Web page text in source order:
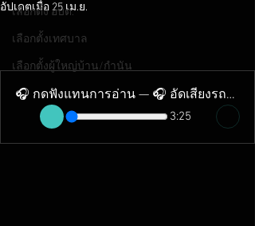
เลือกตั้ง อบต.
เลือกตั้งเทศบาล
เลือกตั้งผู้ใหญ่บ้าน/กำนัน
อัปเดตเมื่อ25 เม.ย.
🎧 กดฟังแทนการอ่าน — 🎧 อัดเสียงรถแห่ตลาดนัด — Skyline Studio
3:25